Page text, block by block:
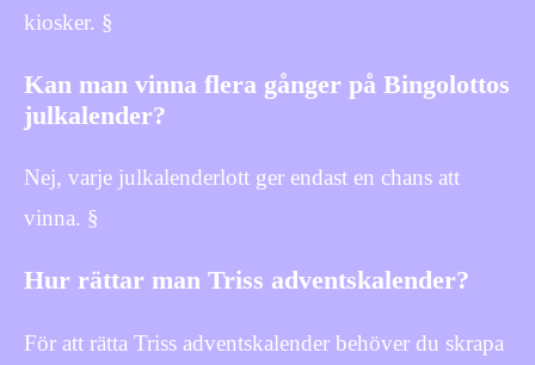
kiosker. §
Kan man vinna flera gånger på Bingolottos
julkalender?
Nej, varje julkalenderlott ger endast en chans att
vinna. §
Hur rättar man Triss adventskalender?
För att rätta Triss adventskalender behöver du skrapa